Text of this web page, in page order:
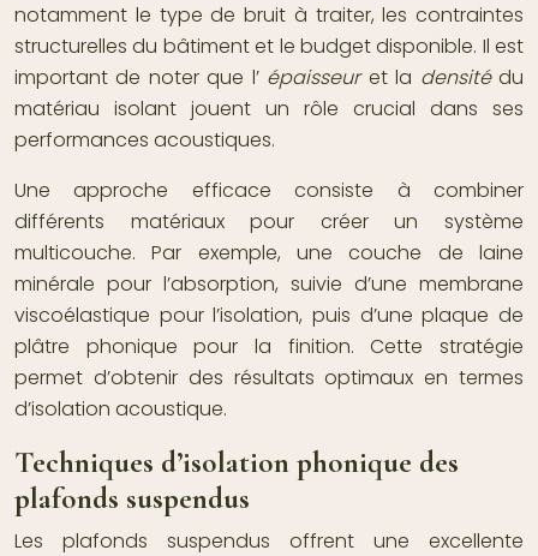
notamment le type de bruit à traiter, les contraintes
structurelles du bâtiment et le budget disponible. Il est
important de noter que l’ épaisseur et la densitédu
matériau isolant jouent un rôle crucial dans ses
performances acoustiques.
Une approche efficace consiste à combiner
différents matériaux pour créer un système
multicouche. Par exemple, une couche de laine
minérale pour l’absorption, suivie d’une membrane
viscoélastique pour l’isolation, puis d’une plaque de
plâtre phonique pour la finition. Cette stratégie
permet d’obtenir des résultats optimaux en termes
d’isolation acoustique.
Techniques d’isolation phonique des
plafonds suspendus
Les plafonds suspendus offrent une excellente